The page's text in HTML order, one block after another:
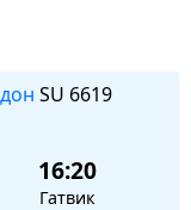
SU 6619
16:20
Гатвик